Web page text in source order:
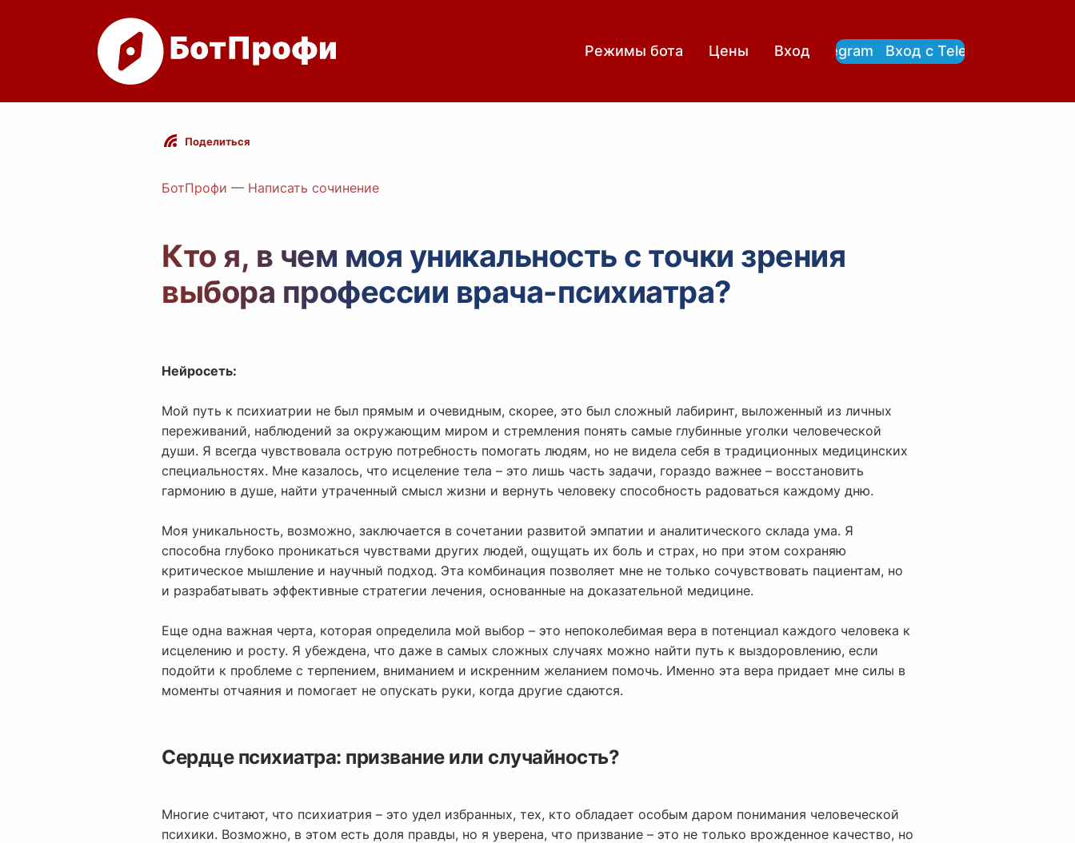
Режимы бота Цены Вход
Вход с Telegram Вход с Telegram
Поделиться
БотПрофи — Написать сочинение
Кто я, в чем моя уникальность с точки зрения
выбора профессии врача-психиатра?
Нейросеть:
Мой путь к психиатрии не был прямым и очевидным, скорее, это был сложный лабиринт, выложенный из личных
переживаний, наблюдений за окружающим миром и стремления понять самые глубинные уголки человеческой
души. Я всегда чувствовала острую потребность помогать людям, но не видела себя в традиционных медицинских
специальностях. Мне казалось, что исцеление тела – это лишь часть задачи, гораздо важнее – восстановить
гармонию в душе, найти утраченный смысл жизни и вернуть человеку способность радоваться каждому дню.
Моя уникальность, возможно, заключается в сочетании развитой эмпатии и аналитического склада ума. Я
способна глубоко проникаться чувствами других людей, ощущать их боль и страх, но при этом сохраняю
критическое мышление и научный подход. Эта комбинация позволяет мне не только сочувствовать пациентам, но
и разрабатывать эффективные стратегии лечения, основанные на доказательной медицине.
Еще одна важная черта, которая определила мой выбор – это непоколебимая вера в потенциал каждого человека к
исцелению и росту. Я убеждена, что даже в самых сложных случаях можно найти путь к выздоровлению, если
подойти к проблеме с терпением, вниманием и искренним желанием помочь. Именно эта вера придает мне силы в
моменты отчаяния и помогает не опускать руки, когда другие сдаются.
Сердце психиатра: призвание или случайность?
Многие считают, что психиатрия – это удел избранных, тех, кто обладает особым даром понимания человеческой
психики. Возможно, в этом есть доля правды, но я уверена, что призвание – это не только врожденное качество, но